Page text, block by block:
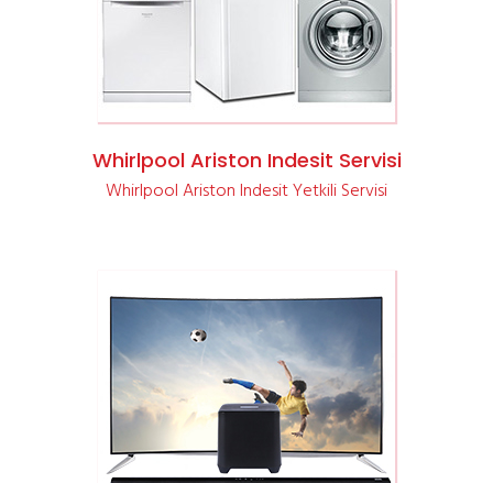
Whirlpool Ariston Indesit Servisi
Whirlpool Ariston Indesit Yetkili Servisi